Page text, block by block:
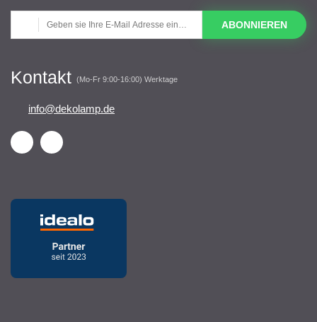
ABONNIEREN
Kontakt (Mo-Fr 9:00-16:00) Werktage
info@dekolamp.de